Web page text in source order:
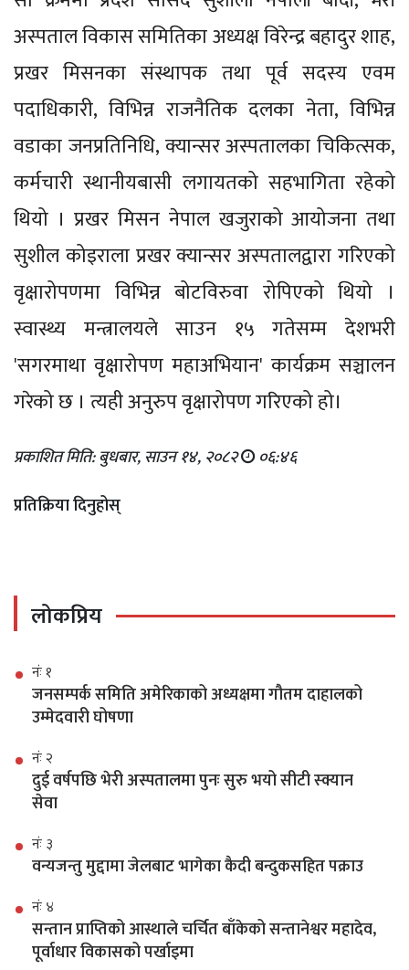
अस्पताल विकास समितिका अध्यक्ष विरेन्द्र बहादुर शाह,
प्रखर मिसनका संस्थापक तथा पूर्व सदस्य एवम
पदाधिकारी, विभिन्न राजनैतिक दलका नेता, विभिन्न
वडाका जनप्रतिनिधि, क्यान्सर अस्पतालका चिकित्सक,
कर्मचारी स्थानीयबासी लगायतको सहभागिता रहेको
थियो । प्रखर मिसन नेपाल खजुराको आयोजना तथा
सुशील कोइराला प्रखर क्यान्सर अस्पतालद्वारा गरिएको
वृक्षारोपणमा विभिन्न बोटविरुवा रोपिएको थियो ।
स्वास्थ्य मन्त्रालयले साउन १५ गतेसम्म देशभरी
'सगरमाथा वृक्षारोपण महाअभियान' कार्यक्रम सञ्चालन
गरेको छ । त्यही अनुरुप वृक्षारोपण गरिएको हो।
प्रकाशित मिति: बुधबार, साउन १४, २०८२ ०६:४६
प्रतिक्रिया दिनुहोस्
लोकप्रिय
नंः १
जनसम्पर्क समिति अमेरिकाको अध्यक्षमा गौतम दाहालको
उम्मेदवारी घोषणा
नंः २
दुई वर्षपछि भेरी अस्पतालमा पुनः सुरु भयो सीटी स्क्यान
सेवा
नंः ३
वन्यजन्तु मुद्दामा जेलबाट भागेका कैदी बन्दुकसहित पक्राउ
नंः ४
सन्तान प्राप्तिको आस्थाले चर्चित बाँकेको सन्तानेश्वर महादेव,
पूर्वाधार विकासको पर्खाइमा